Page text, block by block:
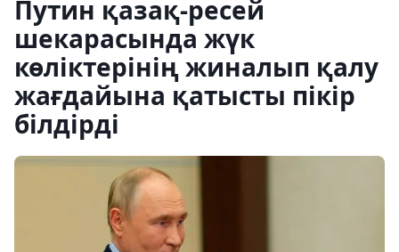
Путин қазақ-ресей
шекарасында жүк
көліктерінің жиналып қалу
жағдайына қатысты пікір
білдірді